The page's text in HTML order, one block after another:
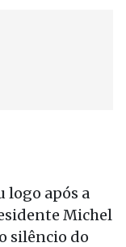
logo após a
Michel
silêncio do